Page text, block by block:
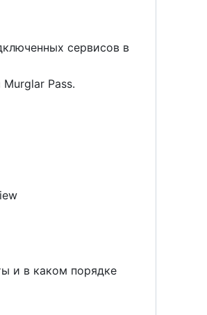
сервисов в
Pass.
и в каком порядке